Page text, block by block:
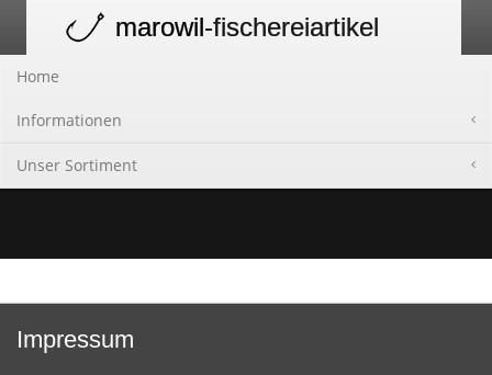
navigation
marowil-fischereiartikel
Home
Informationen
Unser Sortiment
Impressum